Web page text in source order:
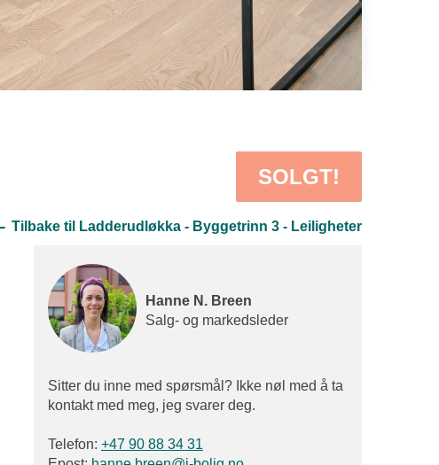
SOLGT!
Tilbake til Ladderudløkka - Byggetrinn 3 - Leiligheter
Hanne N. Breen
Salg- og markedsleder
Sitter du inne med spørsmål? Ikke nøl med å ta
kontakt med meg, jeg svarer deg.
Telefon: +47 90 88 34 31